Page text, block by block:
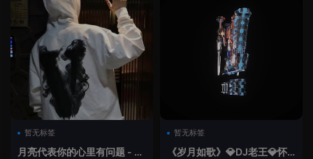
暂无标签
月亮代表你的心里有问题 - 小
暂无标签
《岁月如歌》💎DJ老王💎怀